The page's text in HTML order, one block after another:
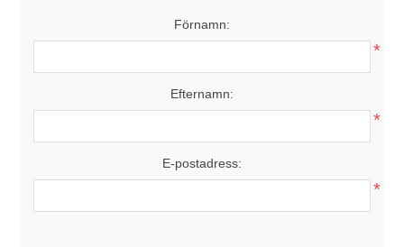
Förnamn:
*
Efternamn:
*
E-postadress:
*